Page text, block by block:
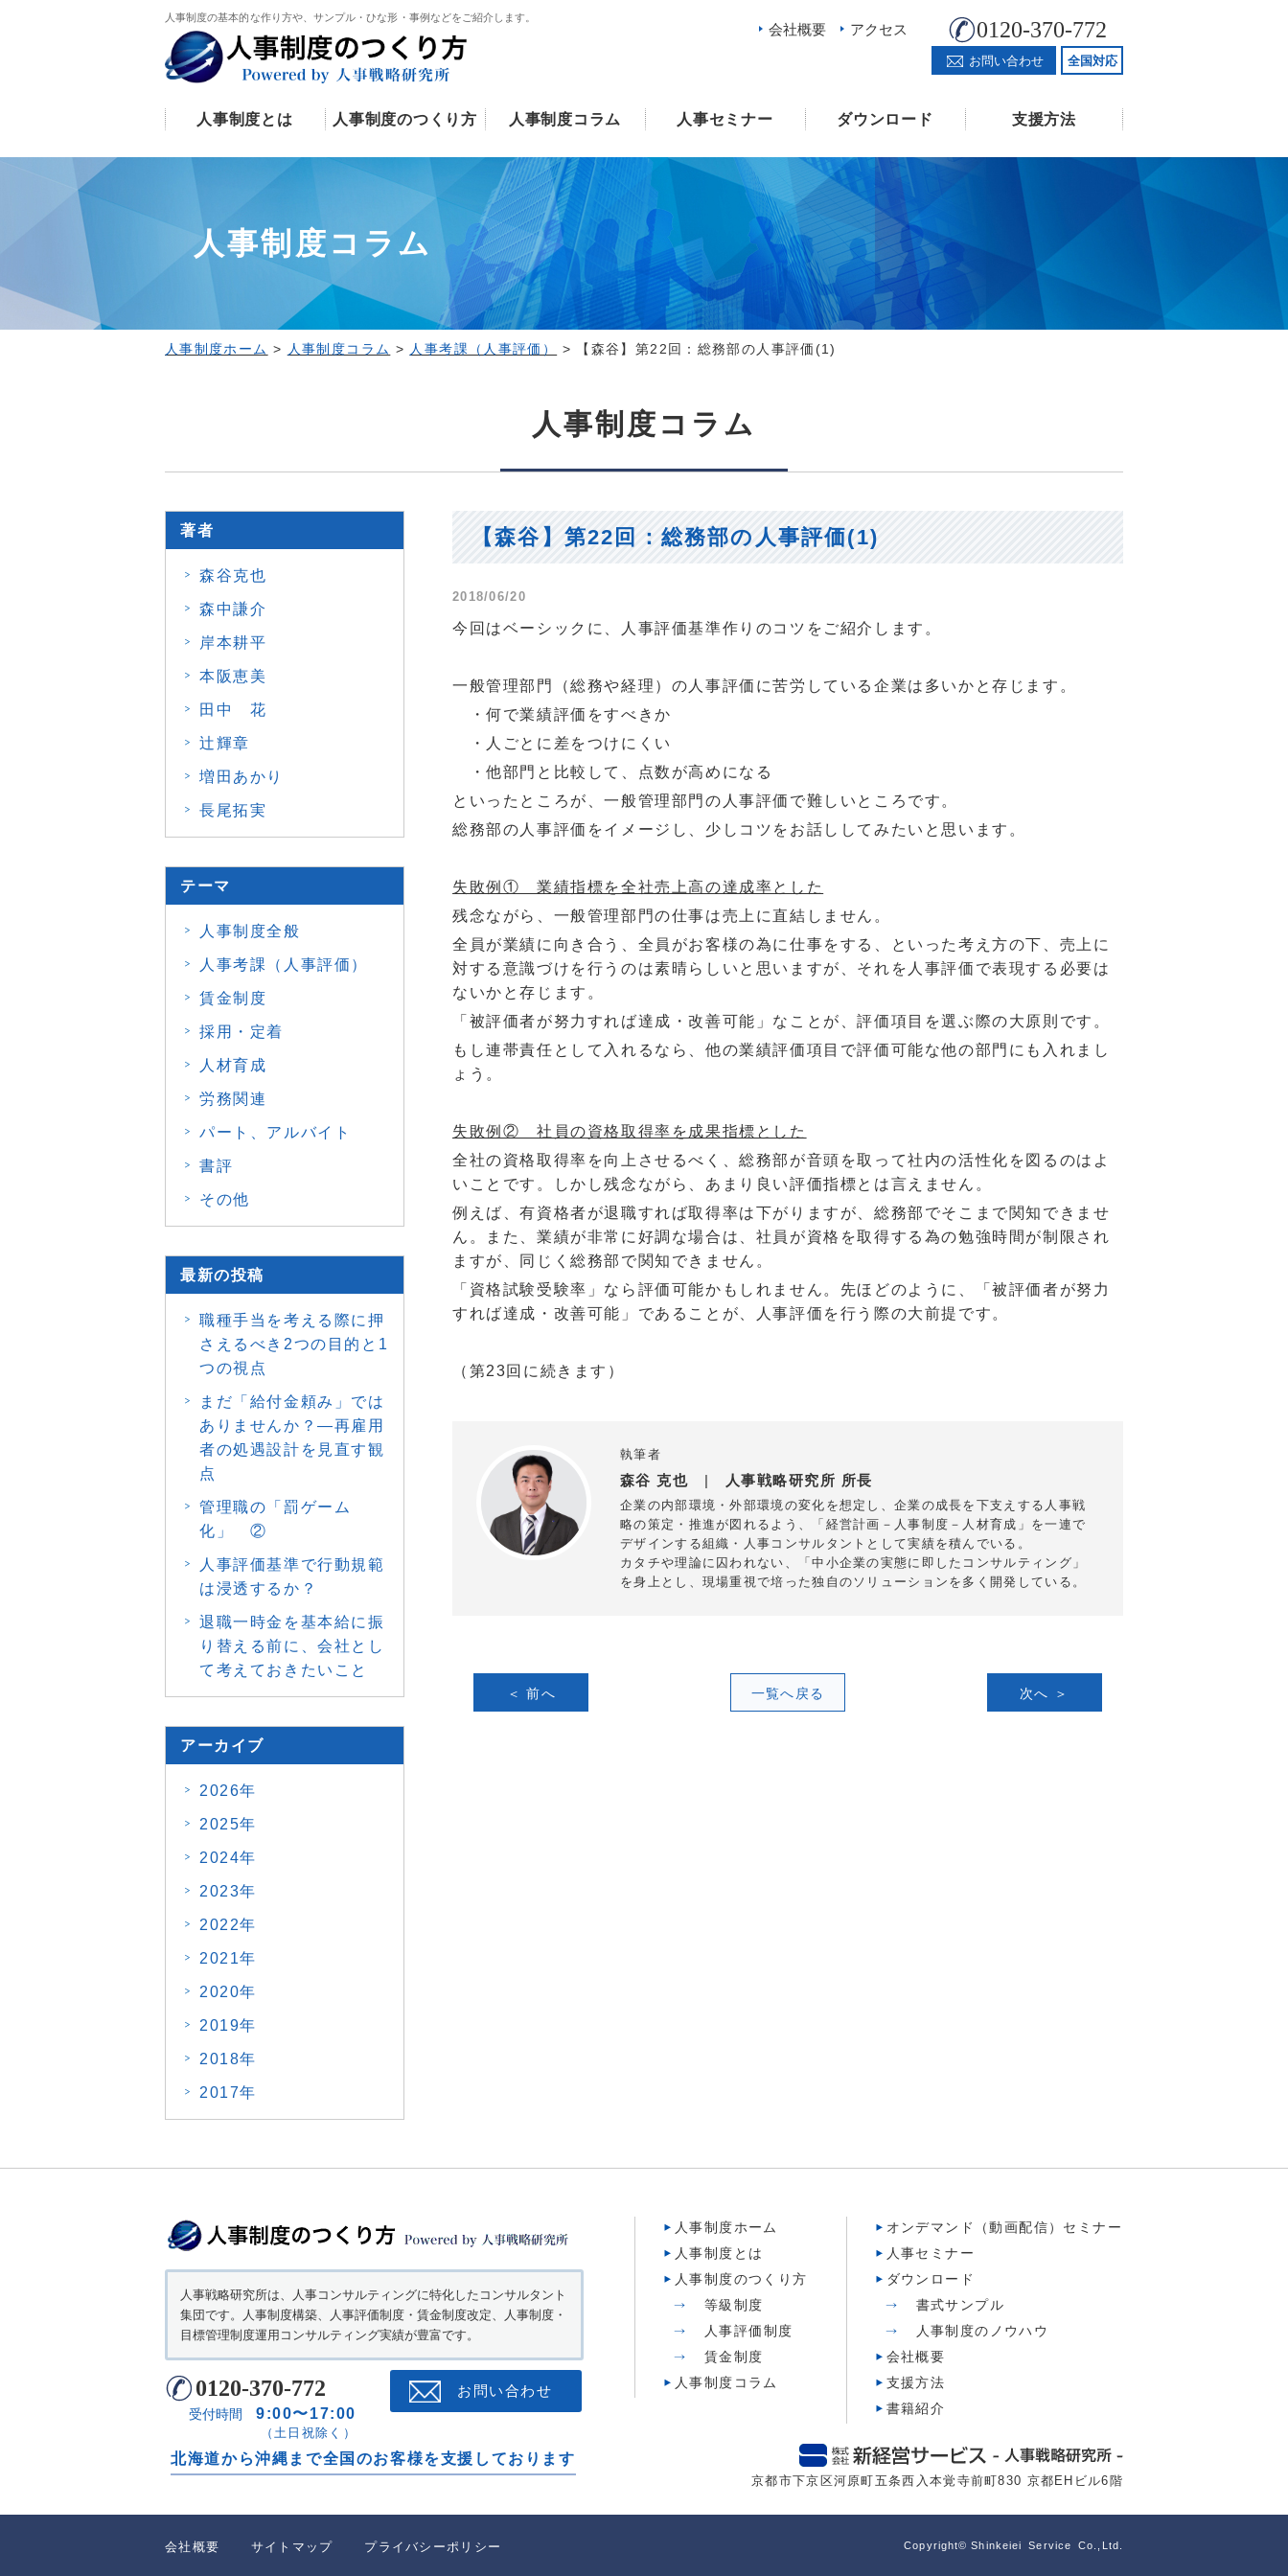
人事制度の基本的な作り方や、サンプル・ひな形・事例などをご紹介します。
会社概要 アクセス 0120-370-772
お問い合わせ 全国対応
人事制度とは 人事制度のつくり方 人事制度コラム 人事セミナー ダウンロード 支援方法
人事制度コラム
人事制度ホーム > 人事制度コラム > 人事考課（人事評価） > 【森谷】第22回：総務部の人事評価(1)
人事制度コラム
【森谷】第22回：総務部の人事評価(1)
2018/06/20
今回はベーシックに、人事評価基準作りのコツをご紹介します。
一般管理部門（総務や経理）の人事評価に苦労している企業は多いかと存じます。
・何で業績評価をすべきか
・人ごとに差をつけにくい
・他部門と比較して、点数が高めになる
といったところが、一般管理部門の人事評価で難しいところです。
総務部の人事評価をイメージし、少しコツをお話ししてみたいと思います。
失敗例① 業績指標を全社売上高の達成率とした
残念ながら、一般管理部門の仕事は売上に直結しません。
全員が業績に向き合う、全員がお客様の為に仕事をする、といった考え方の下、売上に
対する意識づけを行うのは素晴らしいと思いますが、それを人事評価で表現する必要は
ないかと存じます。
「被評価者が努力すれば達成・改善可能」なことが、評価項目を選ぶ際の大原則です。
もし連帯責任として入れるなら、他の業績評価項目で評価可能な他の部門にも入れまし
ょう。
失敗例② 社員の資格取得率を成果指標とした
全社の資格取得率を向上させるべく、総務部が音頭を取って社内の活性化を図るのはよ
いことです。しかし残念ながら、あまり良い評価指標とは言えません。
例えば、有資格者が退職すれば取得率は下がりますが、総務部でそこまで関知できませ
ん。また、業績が非常に好調な場合は、社員が資格を取得する為の勉強時間が制限され
ますが、同じく総務部で関知できません。
「資格試験受験率」なら評価可能かもしれません。先ほどのように、「被評価者が努力
すれば達成・改善可能」であることが、人事評価を行う際の大前提です。
（第23回に続きます）
執筆者
森谷 克也 | 人事戦略研究所 所長
企業の内部環境・外部環境の変化を想定し、企業の成長を下支えする人事戦
略の策定・推進が図れるよう、「経営計画－人事制度－人材育成」を一連で
デザインする組織・人事コンサルタントとして実績を積んでいる。
カタチや理論に囚われない、「中小企業の実態に即したコンサルティング」
を身上とし、現場重視で培った独自のソリューションを多く開発している。
＜ 前へ 一覧へ戻る 次へ ＞
著者
森谷克也
森中謙介
岸本耕平
本阪恵美
田中 花
辻輝章
増田あかり
長尾拓実
テーマ
人事制度全般
人事考課（人事評価）
賃金制度
採用・定着
人材育成
労務関連
パート、アルバイト
書評
その他
最新の投稿
職種手当を考える際に押
さえるべき2つの目的と1
つの視点
まだ「給付金頼み」では
ありませんか？―再雇用
者の処遇設計を見直す観
点
管理職の「罰ゲーム
化」 ②
人事評価基準で行動規範
は浸透するか？
退職一時金を基本給に振
り替える前に、会社とし
て考えておきたいこと
アーカイブ
2026年
2025年
2024年
2023年
2022年
2021年
2020年
2019年
2018年
2017年
人事戦略研究所は、人事コンサルティングに特化したコンサルタント
集団です。人事制度構築、人事評価制度・賃金制度改定、人事制度・
目標管理制度運用コンサルティング実績が豊富です。
0120-370-772
受付時間 9:00〜17:00
（土日祝除く）
お問い合わせ
北海道から沖縄まで全国のお客様を支援しております
人事制度ホーム
人事制度とは
人事制度のつくり方
等級制度
人事評価制度
賃金制度
人事制度コラム
オンデマンド（動画配信）セミナー
人事セミナー
ダウンロード
書式サンプル
人事制度のノウハウ
会社概要
支援方法
書籍紹介
京都市下京区河原町五条西入本覚寺前町830 京都EHビル6階
会社概要 サイトマップ プライバシーポリシー Copyright© Shinkeiei Service Co.,Ltd.